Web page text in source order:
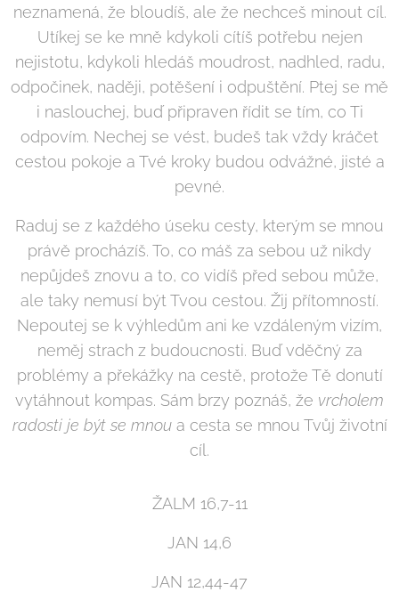
neznamená, že bloudíš, ale že nechceš minout cíl.
Utíkej se ke mně kdykoli cítíš potřebu nejen
nejistotu, kdykoli hledáš moudrost, nadhled, radu,
odpočinek, naději, potěšení i odpuštění. Ptej se mě
i naslouchej, buď připraven řídit se tím, co Ti
odpovím. Nechej se vést, budeš tak vždy kráčet
cestou pokoje a Tvé kroky budou odvážné, jisté a
pevné.
Raduj se z každého úseku cesty, kterým se mnou
právě procházíš. To, co máš za sebou už nikdy
nepůjdeš znovu a to, co vidíš před sebou může,
ale taky nemusí být Tvou cestou. Žij přítomností.
Nepoutej se k výhledům ani ke vzdáleným vizím,
neměj strach z budoucnosti. Buď vděčný za
problémy a překážky na cestě, protože Tě donutí
vytáhnout kompas. Sám brzy poznáš, že vrcholem
radosti je být se mnoua cesta se mnou Tvůj životní
cíl.
ŽALM 16,7-11
JAN 14,6
JAN 12,44-47